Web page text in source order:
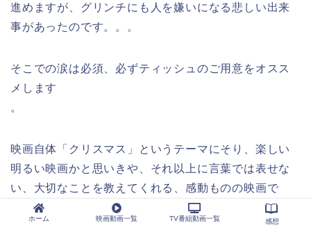
進めますが、グリンチにも人を嫌いになる悲しい出来
事があったのです。。。
そこでの涙は必須、必ずティッシュのご用意をオスス
メします
。
映画自体「クリスマス」というテーマにそり、楽しい
明るい映画かと思いきや、それ以上に言葉では表せな
い、大切なことを教えてくれる、感動ものの映画で
す。
ホーム 映画動画一覧 TV番組動画一覧 感想